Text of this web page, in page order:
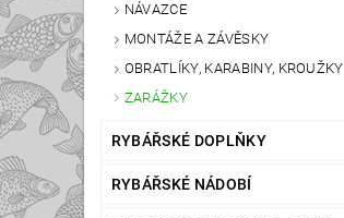
NÁVAZCE
MONTÁŽE A ZÁVĚSKY
OBRATLÍKY, KARABINY, KROUŽKY
ZARÁŽKY
RYBÁŘSKÉ DOPLŇKY
RYBÁŘSKÉ NÁDOBÍ